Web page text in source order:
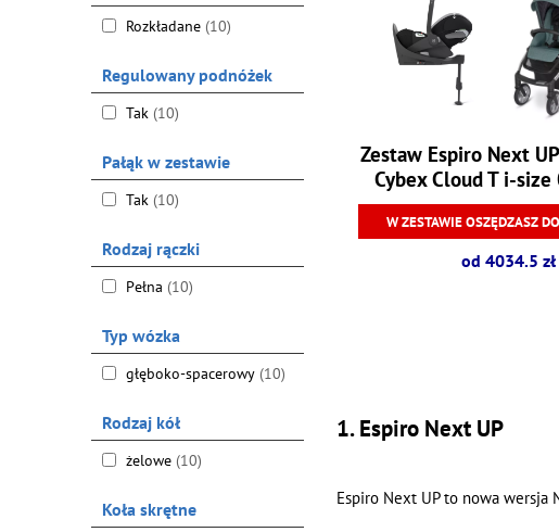
Rozkładane (10)
Regulowany podnóżek
Tak (10)
Pałąk w zestawie
Tak (10)
Rodzaj rączki
Pełna (10)
Typ wózka
głęboko-spacerowy (10)
Rodzaj kół
żelowe (10)
Koła skrętne
Zestaw Espiro Next
Cybex Cloud T i-
Baza T
W ZESTAWIE OSZĘDZASZ
od 4034.5 zł
1. Espiro Next UP
Espiro Next UP to nowa